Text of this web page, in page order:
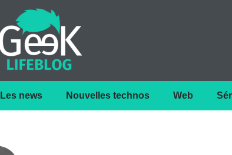
Les news Nouvelles technos Web